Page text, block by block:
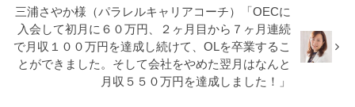
三浦さやか様（パラレルキャリアコーチ）「OECに
入会して初月に６０万円、２ヶ月目から７ヶ月連続
で月収１００万円を達成し続けて、OLを卒業するこ
とができました。そして会社をやめた翌月はなんと
月収５５０万円を達成しました！」